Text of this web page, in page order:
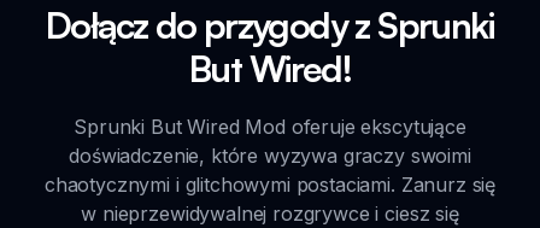
Dołącz do przygody z Sprunki
But Wired!
Sprunki But Wired Mod oferuje ekscytujące
doświadczenie, które wyzywa graczy swoimi
chaotycznymi i glitchowymi postaciami. Zanurz się
w nieprzewidywalnej rozgrywce i ciesz się